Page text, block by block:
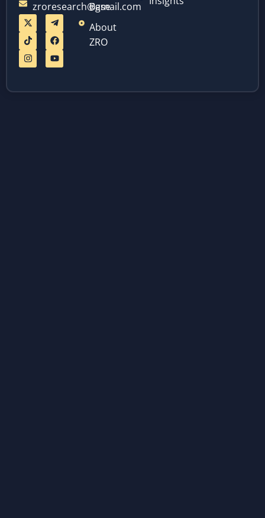
zroresearch@gmail.com
Base
About
ZRO